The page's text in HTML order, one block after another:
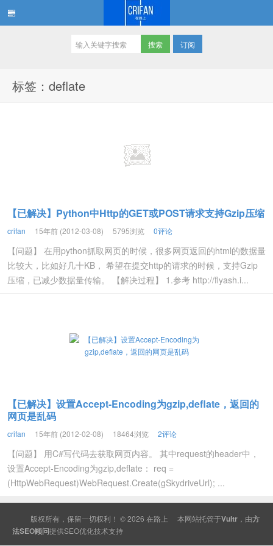
订阅
标签：deflate
【已解决】Python中Http的GET或POST请求支持Gzip压缩
crifan 15年前 (2012-03-08) 5795浏览 0评论
【问题】 在用python抓取网页的时候，很多网页返回的html的数据量
比较大，比如好几十KB， 希望在提交http的请求的时候，支持Gzip
压缩，已减少数据量传输。 【解决过程】 1.参考 http://flyash.i...
【已解决】设置Accept-Encoding为gzip,deflate，返回的
网页是乱码
crifan 15年前 (2012-02-08) 18464浏览 2评论
【问题】 用C#写代码去获取网页内容。 其中request的header中，
设置Accept-Encoding为gzip,deflate： req =
(HttpWebRequest)WebRequest.Create(gSkydriveUrl); ...
版权所有，保留一切权利！ © 2026 在路上 本网站托管于Vultr ，由方
法SEO顾问提供SEO优化技术支持